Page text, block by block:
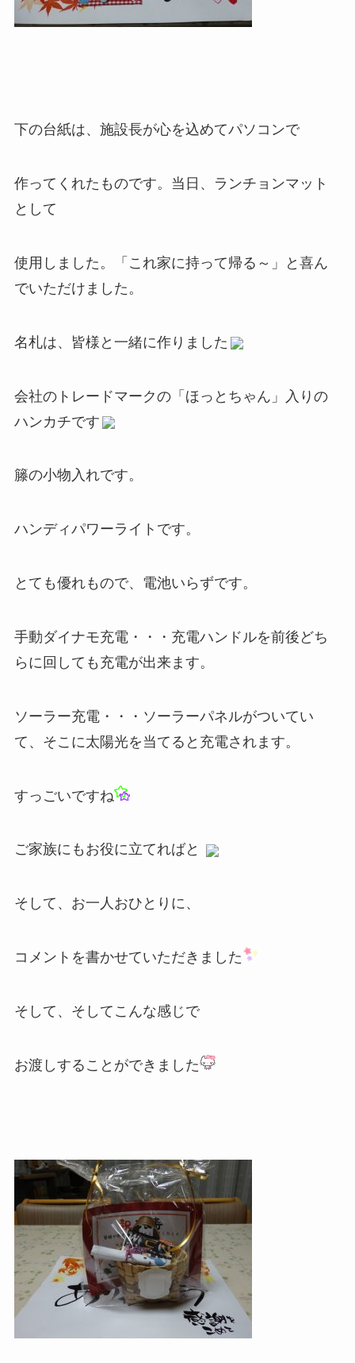
下の台紙は、施設長が心を込めてパソコンで
作ってくれたものです。当日、ランチョンマット
として
使用しました。「これ家に持って帰る～」と喜ん
でいただけました。
名札は、皆様と一緒に作りました
会社のトレードマークの「ほっとちゃん」入りの
ハンカチです
籐の小物入れです。
ハンディパワーライトです。
とても優れもので、電池いらずです。
手動ダイナモ充電・・・充電ハンドルを前後どち
らに回しても充電が出来ます。
ソーラー充電・・・ソーラーパネルがついてい
て、そこに太陽光を当てると充電されます。
すっごいですね
ご家族にもお役に立てればと
そして、お一人おひとりに、
コメントを書かせていただきました
そして、そしてこんな感じで
お渡しすることができました